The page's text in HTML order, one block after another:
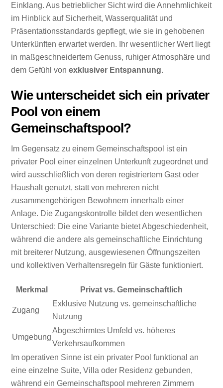
Einklang. Aus betrieblicher Sicht wird die Annehmlichkeit
im Hinblick auf Sicherheit, Wasserqualität und
Präsentationsstandards gepflegt, wie sie in gehobenen
Unterkünften erwartet werden. Ihr wesentlicher Wert liegt
in maßgeschneidertem Genuss, ruhiger Atmosphäre und
dem Gefühl vonexklusiver Entspannung.
Wie unterscheidet sich ein privater
Pool von einem
Gemeinschaftspool?
Im Gegensatz zu einem Gemeinschaftspool ist ein
privater Pool einer einzelnen Unterkunft zugeordnet und
wird ausschließlich von deren registriertem Gast oder
Haushalt genutzt, statt von mehreren nicht
zusammengehörigen Bewohnern innerhalb einer
Anlage. Die Zugangskontrolle bildet den wesentlichen
Unterschied: Die eine Variante bietet Abgeschiedenheit,
während die andere als gemeinschaftliche Einrichtung
mit breiterer Nutzung, ausgewiesenen Öffnungszeiten
und kollektiven Verhaltensregeln für Gäste funktioniert.
Merkmal Privat vs. Gemeinschaftlich
Zugang
Exklusive Nutzung vs. gemeinschaftliche
Nutzung
Umgebung
Abgeschirmtes Umfeld vs. höheres
Verkehrsaufkommen
Im operativen Sinne ist ein privater Pool funktional an
eine einzelne Suite, Villa oder Residenz gebunden,
während ein Gemeinschaftspool mehreren Zimmern